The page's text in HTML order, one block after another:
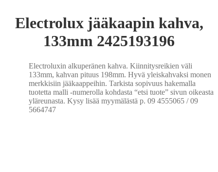
Electrolux jääkaapin kahva,
133mm 2425193196
Electroluxin alkuperänen kahva. Kiinnitysreikien väli
133mm, kahvan pituus 198mm. Hyvä yleiskahvaksi monen
merkkisiin jääkaappeihin.Tarkista sopivuus hakemalla
tuotetta malli -numerolla kohdasta “etsi tuote” sivun oikeasta
yläreunasta. Kysy lisää myymälästä p. 09 4555065 / 09
5664747